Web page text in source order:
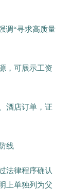
调“寻求高质量
，可展示工资
酒店订单，证
线
法律程序确认
上单独列为父